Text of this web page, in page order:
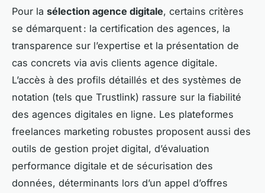
Pour la sélection agence digitale, certains critères
se démarquent : la certification des agences, la
transparence sur l’expertise et la présentation de
cas concrets via avis clients agence digitale.
L’accès à des profils détaillés et des systèmes de
notation (tels que Trustlink) rassure sur la fiabilité
des agences digitales en ligne. Les plateformes
freelances marketing robustes proposent aussi des
outils de gestion projet digital, d’évaluation
performance digitale et de sécurisation des
données, déterminants lors d’un appel d’offres